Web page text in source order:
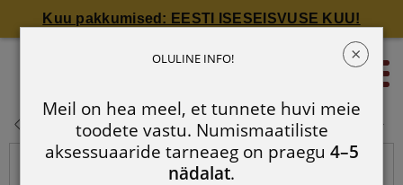
Kuu pakkumised: EESTI ISESEISVUSE KUU!
Mikrokiust mündikindad (S)
Mikrokiust mündikindad (S)
×
OLULINE INFO!
Meil on hea meel, et tunnete huvi meie
toodete vastu. Numismaatiliste
aksessuaaride tarneaeg on praegu 4–5
nädalat.